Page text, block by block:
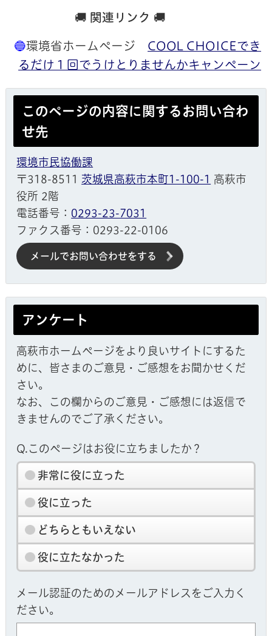
🚚 関連リンク 🚚
🔵環境省ホームページ COOL CHOICEでき
るだけ１回でうけとりませんかキャンペーン
このページの内容に関するお問い合わ
せ先
環境市民協働課
〒318-8511 茨城県高萩市本町1-100-1 高萩市
役所 2階
電話番号： 0293-23-7031
ファクス番号：0293-22-0106
メールでお問い合わせをする
アンケート
高萩市ホームページをより良いサイトにするた
めに、皆さまのご意見・ご感想をお聞かせくだ
さい。
なお、この欄からのご意見・ご感想には返信で
きませんのでご了承ください。
Q.このページはお役に立ちましたか？
非常に役に立った
役に立った
どちらともいえない
役に立たなかった
メール認証のためのメールアドレスをご入力く
ださい。